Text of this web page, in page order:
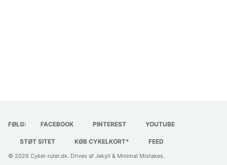
FØLG: FACEBOOK PINTEREST YOUTUBE
STØT SITET KØB CYKELKORT* FEED
© 2026 Cykel-ruter.dk. Drives af Jekyll & Minimal Mistakes.